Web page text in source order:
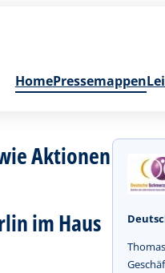
HomePressemappen
Aktionen
im Haus